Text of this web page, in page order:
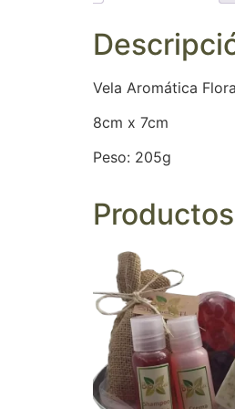
Vela Aromática
8cm x 7cm
Peso: 205g